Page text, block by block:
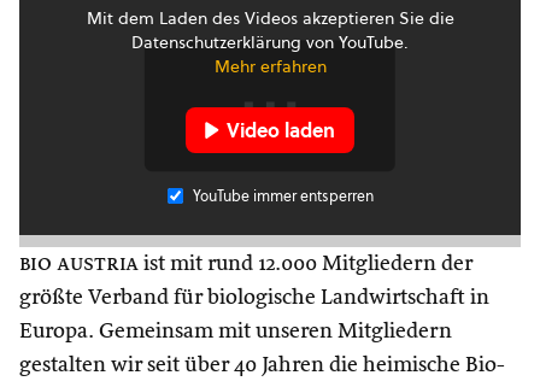
Mit dem Laden des Videos akzeptieren Sie die
Datenschutzerklärung von YouTube.
Mehr erfahren
Video laden
YouTube immer entsperren
bio austria ist mit rund 12.000 Mitgliedern der
größte Verband für biologische Landwirtschaft in
Europa. Gemeinsam mit unseren Mitgliedern
gestalten wir seit über 40 Jahren die heimische Bio-